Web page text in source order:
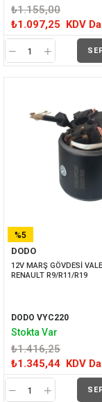
₺1.155,00
₺1.097,25 KDV
DODO
12V MARŞ GÖVDESİ
RENAULT R9/R11/R19
DODO VYC220
₺1.416,25
₺1.345,44 KDV
%5
İNDIRIM
Stokta Var